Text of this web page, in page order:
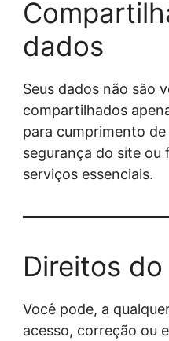
dados
Seus dados não são
compartilhados
para cumprimento
segurança do site ou
serviços essenciais.
Direitos
Você pode, a
acesso, correção ou